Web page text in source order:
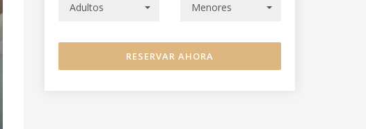
Adultos Menores
RESERVAR AHORA